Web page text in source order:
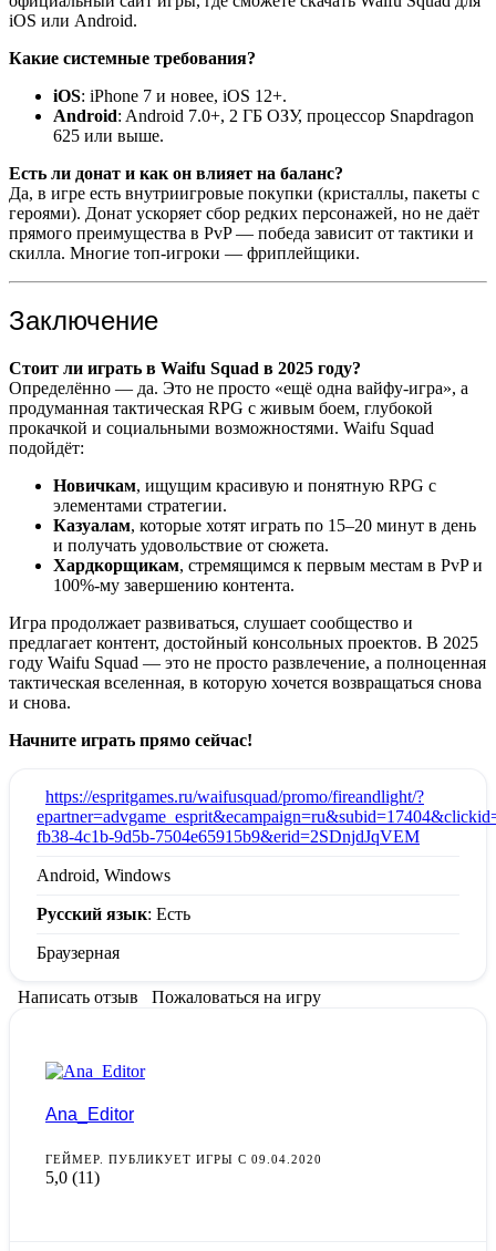
iOS или Android.
Какие системные требования?
iOS: iPhone 7 и новее, iOS 12+.
Android: Android 7.0+, 2 ГБ ОЗУ, процессор Snapdragon
625 или выше.
Есть ли донат и как он влияет на баланс?
Да, в игре есть внутриигровые покупки (кристаллы, пакеты с
героями). Донат ускоряет сбор редких персонажей, но не даёт
прямого преимущества в PvP — победа зависит от тактики и
скилла. Многие топ-игроки — фриплейщики.
Заключение
Стоит ли играть в Waifu Squad в 2025 году?
Определённо — да. Это не просто «ещё одна вайфу-игра», а
продуманная тактическая RPG с живым боем, глубокой
прокачкой и социальными возможностями. Waifu Squad
подойдёт:
Новичкам, ищущим красивую и понятную RPG с
элементами стратегии.
Казуалам, которые хотят играть по 15–20 минут в день
и получать удовольствие от сюжета.
Хардкорщикам, стремящимся к первым местам в PvP и
100%-му завершению контента.
Игра продолжает развиваться, слушает сообщество и
предлагает контент, достойный консольных проектов. В 2025
году Waifu Squad — это не просто развлечение, а полноценная
тактическая вселенная, в которую хочется возвращаться снова
и снова.
Начните играть прямо сейчас!
https://espritgames.ru/waifusquad/promo/fireandlight/?
fb38-4c1b-9d5b-7504e65915b9&erid=2SDnjdJqVEM
Android, Windows
Русский язык: Есть
Браузерная
Написать отзыв Пожаловаться на игру
Ana_Editor
ГЕЙМЕР. ПУБЛИКУЕТ ИГРЫ С 09.04.2020
5,0 (11)